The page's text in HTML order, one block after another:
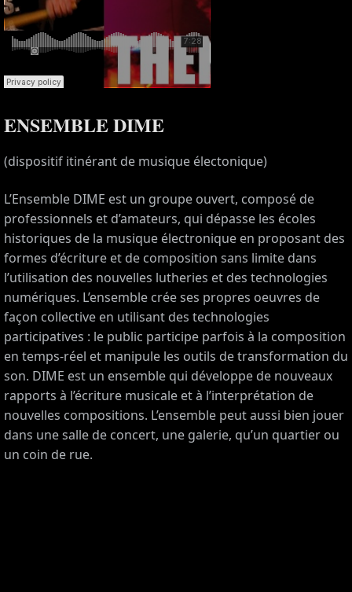
ENSEMBLE DIME
(dispositif itinérant de musique électonique)
L’Ensemble DIME est un groupe ouvert, composé de
professionnels et d’amateurs, qui dépasse les écoles
historiques de la musique électronique en proposant des
formes d’écriture et de composition sans limite dans
l’utilisation des nouvelles lutheries et des technologies
numériques. L’ensemble crée ses propres oeuvres de
façon collective en utilisant des technologies
participatives : le public participe parfois à la composition
en temps-réel et manipule les outils de transformation du
son. DIME est un ensemble qui développe de nouveaux
rapports à l’écriture musicale et à l’interprétation de
nouvelles compositions. L’ensemble peut aussi bien jouer
dans une salle de concert, une galerie, qu’un quartier ou
un coin de rue.